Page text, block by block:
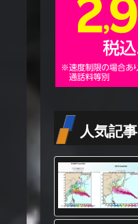
人気記事